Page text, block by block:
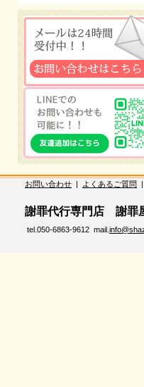
お問い合わせ | よくあるご質問 |
謝罪代行専門店 謝罪
tel.050-6863-9612 mail.